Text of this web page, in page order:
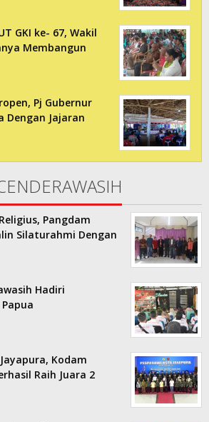
GKI ke- 67, Wakil
Membangun
Pj Gubernur
Dengan Jajaran
Pangdam
Silaturahmi Dengan
Hadiri
Kodam
Raih Juara 2